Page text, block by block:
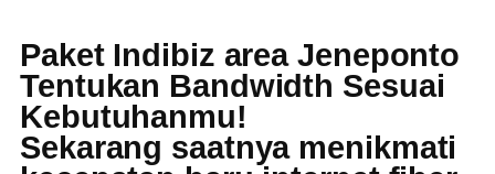
Paket Indibiz area Jeneponto
Tentukan Bandwidth Sesuai
Kebutuhanmu!
Sekarang saatnya menikmati